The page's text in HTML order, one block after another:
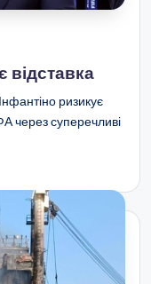
відставка
ризикує
через суперечливі